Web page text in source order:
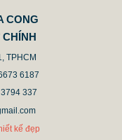
CONG
TPHCM
6187
337
kế đẹp